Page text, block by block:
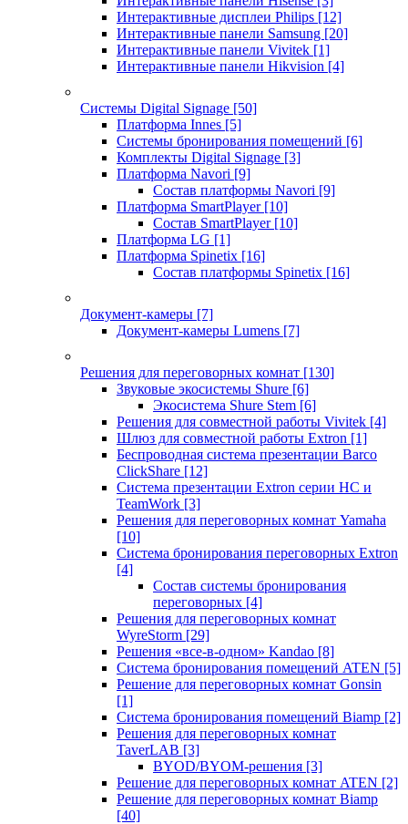
Интерактивные дисплеи Philips [12]
Интерактивные панели Samsung [20]
Интерактивные панели Vivitek [1]
Интерактивные панели Hikvision [4]
Системы Digital Signage [50]
Платформа Innes [5]
Системы бронирования помещений [6]
Комплекты Digital Signage [3]
Платформа Navori [9]
Состав платформы Navori [9]
Платформа SmartPlayer [10]
Состав SmartPlayer [10]
Платформа LG [1]
Платформа Spinetix [16]
Состав платформы Spinetix [16]
Документ-камеры [7]
Документ-камеры Lumens [7]
Решения для переговорных комнат [130]
Звуковые экосистемы Shure [6]
Экосистема Shure Stem [6]
Решения для совместной работы Vivitek [4]
Шлюз для совместной работы Extron [1]
Беспроводная система презентации Barco
ClickShare [12]
Система презентации Extron серии HC и
TeamWork [3]
Решения для переговорных комнат Yamaha
[10]
Система бронирования переговорных Extron
[4]
Состав системы бронирования
переговорных [4]
Решения для переговорных комнат
WyreStorm [29]
Решения «все-в-одном» Kandao [8]
Система бронирования помещений ATEN [5]
Решение для переговорных комнат Gonsin
[1]
Система бронирования помещений Biamp [2]
Решения для переговорных комнат
TaverLAB [3]
BYOD/BYOM-решения [3]
Решение для переговорных комнат ATEN [2]
Решение для переговорных комнат Biamp
[40]